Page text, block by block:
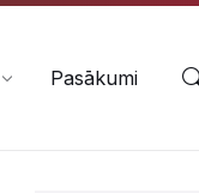
Pasākumi